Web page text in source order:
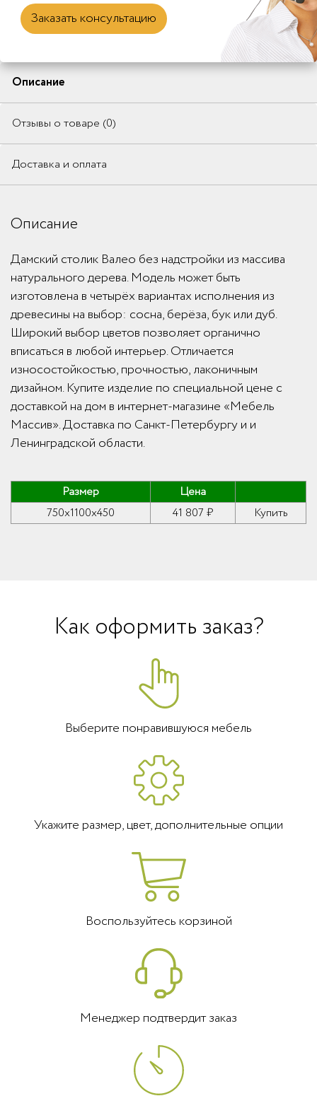
Заказать консультацию
Описание
Отзывы о товаре (0)
Доставка и оплата
Описание
Дамский столик Валео без надстройки из массива
натурального дерева. Модель может быть
изготовлена в четырёх вариантах исполнения из
древесины на выбор: сосна, берёза, бук или дуб.
Широкий выбор цветов позволяет органично
вписаться в любой интерьер. Отличается
износостойкостью, прочностью, лаконичным
дизайном. Купите изделие по специальной цене с
доставкой на дом в интернет-магазине «Мебель
Массив». Доставка по Санкт-Петербургу и и
Ленинградской области.
Размер
Цена
750x1100x450
41 807 ₽ Купить
Как оформить заказ?
Выберите понравившуюся мебель
Укажите размер, цвет, дополнительные опции
Воспользуйтесь корзиной
Менеджер подтвердит заказ